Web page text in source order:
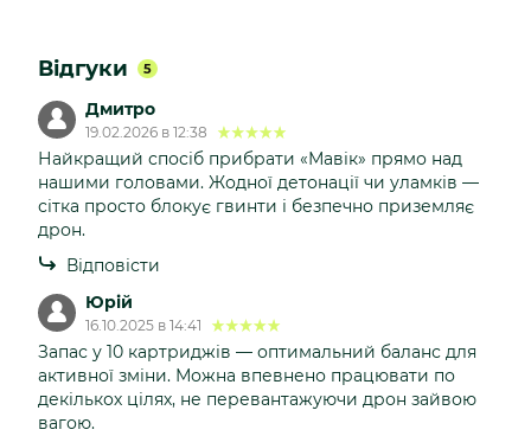
Відгуки 5
Дмитро
19.02.2026 в 12:38
Найкращий спосіб прибрати «Мавік» прямо над
нашими головами. Жодної детонації чи уламків —
сітка просто блокує гвинти і безпечно приземляє
дрон.
Відповісти
Юрій
16.10.2025 в 14:41
Запас у 10 картриджів — оптимальний баланс для
активної зміни. Можна впевнено працювати по
декількох цілях, не перевантажуючи дрон зайвою
вагою.